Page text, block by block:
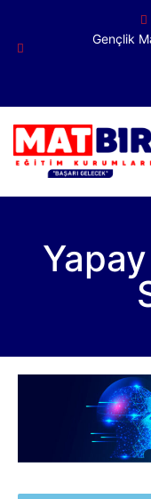
Gençlik